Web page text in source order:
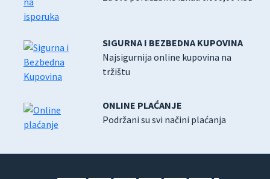
SIGURNA I BEZBEDNA KUPOVINA
Najsigurnija online kupovina na
tržištu
ONLINE PLAĆANJE
Podržani su svi načini plaćanja